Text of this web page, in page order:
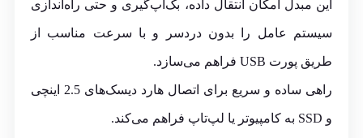
این مبدل امکان انتقال داده، بک‌آپ‌گیری و حتی راه‌اندازی
سیستم عامل را بدون دردسر و با سرعت مناسب از
طریق پورت USB فراهم می‌سازد.
راهی ساده و سریع برای اتصال هارد دیسک‌های 2.5 اینچی
و SSD به کامپیوتر یا لپ‌تاپ فراهم می‌کند.